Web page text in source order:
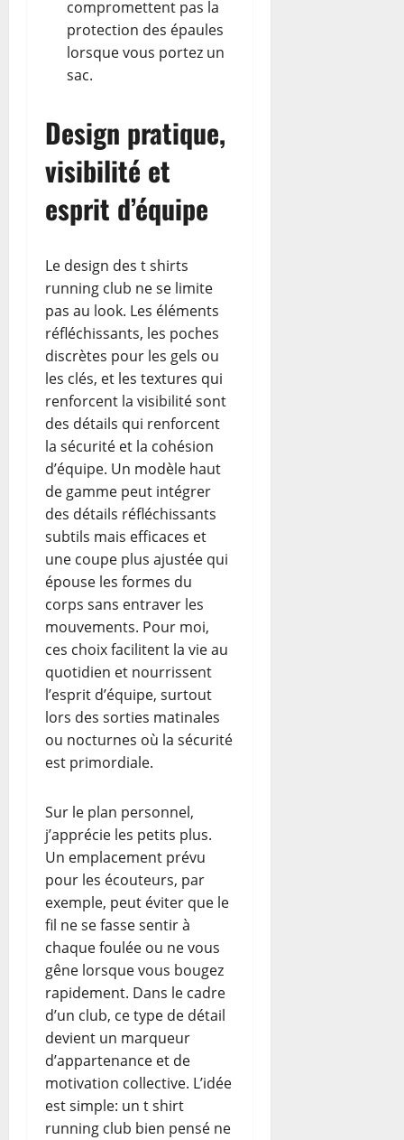
compromettent pas la
protection des épaules
lorsque vous portez un
sac.
Design pratique,
visibilité et
esprit d’équipe
Le design des t shirts
running club ne se limite
pas au look. Les éléments
réfléchissants, les poches
discrètes pour les gels ou
les clés, et les textures qui
renforcent la visibilité sont
des détails qui renforcent
la sécurité et la cohésion
d’équipe. Un modèle haut
de gamme peut intégrer
des détails réfléchissants
subtils mais efficaces et
une coupe plus ajustée qui
épouse les formes du
corps sans entraver les
mouvements. Pour moi,
ces choix facilitent la vie au
quotidien et nourrissent
l’esprit d’équipe, surtout
lors des sorties matinales
ou nocturnes où la sécurité
est primordiale.
Sur le plan personnel,
j’apprécie les petits plus.
Un emplacement prévu
pour les écouteurs, par
exemple, peut éviter que le
fil ne se fasse sentir à
chaque foulée ou ne vous
gêne lorsque vous bougez
rapidement. Dans le cadre
d’un club, ce type de détail
devient un marqueur
d’appartenance et de
motivation collective. L’idée
est simple: un t shirt
running club bien pensé ne